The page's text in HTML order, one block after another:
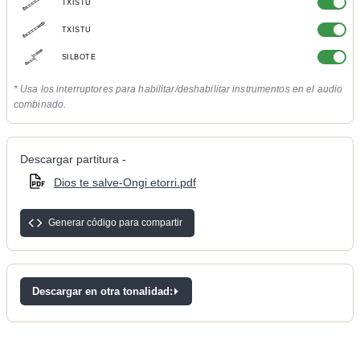
TXISTU
TXISTU
SILBOTE
* Usa los interruptores para habilitar/deshabilitar instrumentos en el audio
combinado.
Descargar partitura -
Dios te salve-Ongi etorri.pdf
Generar código para compartir
Descargar en otra tonalidad: